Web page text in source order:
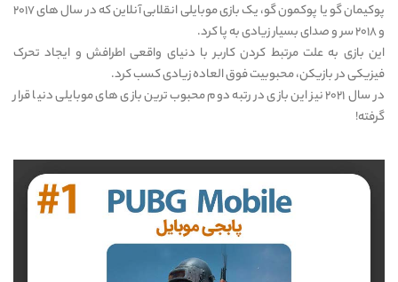
پوکیمان گو یا پوکمون گو، یک بازی موبایلی انقلابی آنلاین که در سال های ۲۰۱۷
و ۲۰۱۸ سر و صدای بسیار زیادی به پا کرد.
این بازی به علت مرتبط کردن کاربر با دنیای واقعی اطرافش و ایجاد تحرک
فیزیکی در بازیکن، محبوبیت فوق العاده زیادی کسب کرد.
در سال ۲۰۲۱ نیز این بازی در رتبه دوم محبوب ترین بازی های موبایلی دنیا قرار
گرفته!